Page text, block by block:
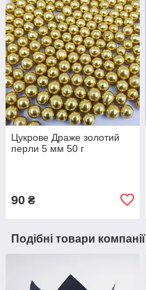
Цукрове Драже золотий
перли 5 мм 50 г
90 ₴
Подібні товари компанії